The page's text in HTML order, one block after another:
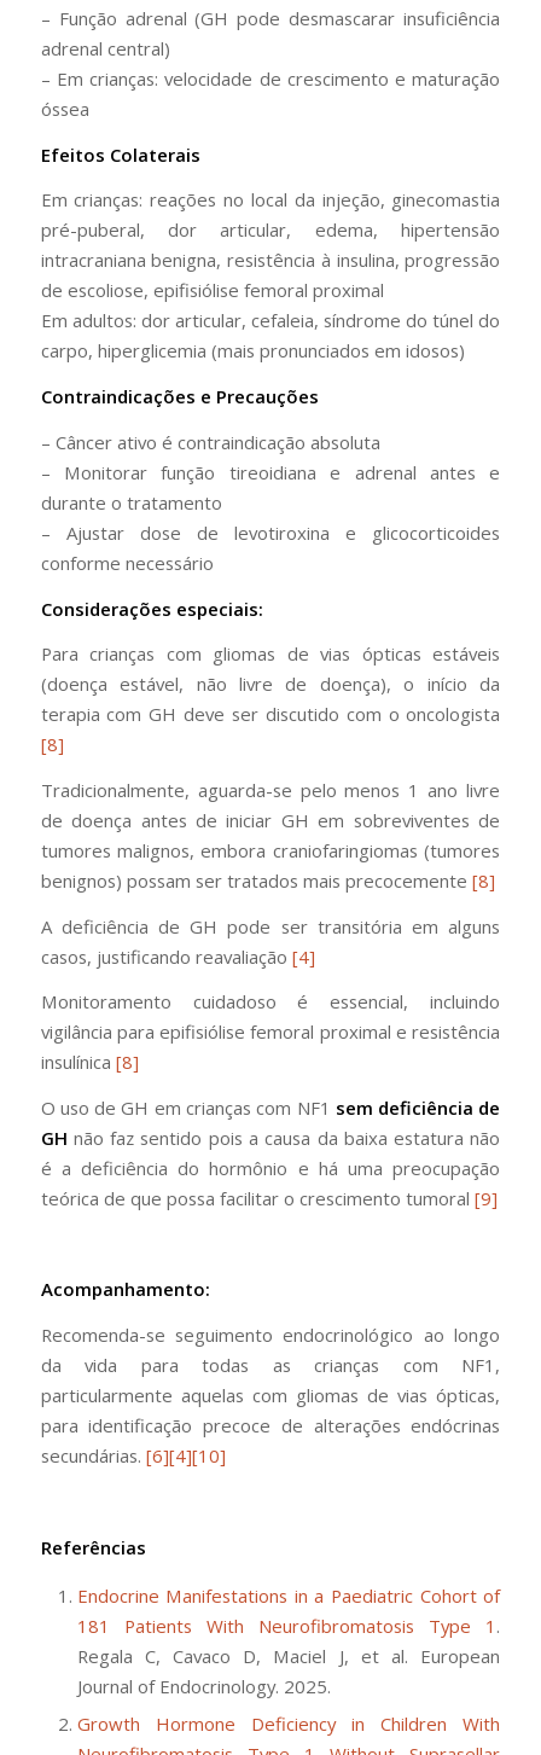
– Função adrenal (GH pode desmascarar insuficiência
adrenal central)
– Em crianças: velocidade de crescimento e maturação
óssea
Efeitos Colaterais
Em crianças: reações no local da injeção, ginecomastia
pré-puberal, dor articular, edema, hipertensão
intracraniana benigna, resistência à insulina, progressão
de escoliose, epifisiólise femoral proximal
Em adultos: dor articular, cefaleia, síndrome do túnel do
carpo, hiperglicemia (mais pronunciados em idosos)
Contraindicações e Precauções
– Câncer ativo é contraindicação absoluta
– Monitorar função tireoidiana e adrenal antes e
durante o tratamento
– Ajustar dose de levotiroxina e glicocorticoides
conforme necessário
Considerações especiais:
Para crianças com gliomas de vias ópticas estáveis
(doença estável, não livre de doença), o início da
terapia com GH deve ser discutido com o oncologista
[8]
Tradicionalmente, aguarda-se pelo menos 1 ano livre
de doença antes de iniciar GH em sobreviventes de
tumores malignos, embora craniofaringiomas (tumores
benignos) possam ser tratados mais precocemente [8]
A deficiência de GH pode ser transitória em alguns
casos, justificando reavaliação [4]
Monitoramento cuidadoso é essencial, incluindo
vigilância para epifisiólise femoral proximal e resistência
insulínica [8]
O uso de GH em crianças com NF1 sem deficiência de
GH não faz sentido pois a causa da baixa estatura não
é a deficiência do hormônio e há uma preocupação
teórica de que possa facilitar o crescimento tumoral [9]
Acompanhamento:
Recomenda-se seguimento endocrinológico ao longo
da vida para todas as crianças com NF1,
particularmente aquelas com gliomas de vias ópticas,
para identificação precoce de alterações endócrinas
secundárias. [6][4][10]
Referências
Endocrine Manifestations in a Paediatric Cohort of
181 Patients With Neurofibromatosis Type 1 .
Regala C, Cavaco D, Maciel J, et al. European
Journal of Endocrinology. 2025.
Growth Hormone Deficiency in Children With